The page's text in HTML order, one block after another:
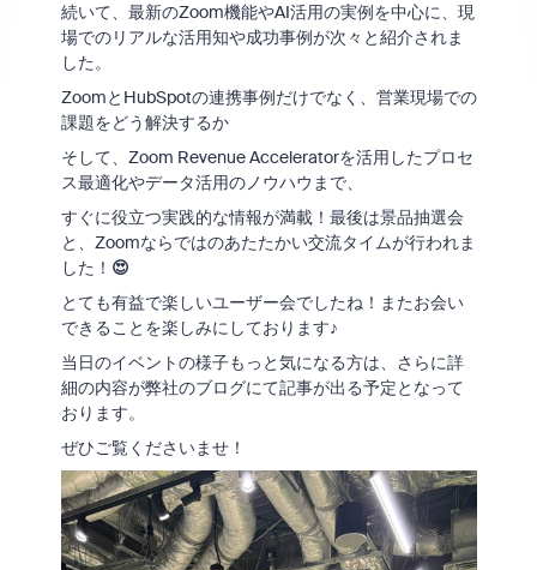
続いて、最新のZoom機能やAI活用の実例を中心に、現
場でのリアルな活用知や成功事例が次々と紹介されま
した。
ZoomとHubSpotの連携事例だけでなく、営業現場での
課題をどう解決するか
そして、Zoom Revenue Acceleratorを活用したプロセ
ス最適化やデータ活用のノウハウまで、
すぐに役立つ実践的な情報が満載！最後は景品抽選会
と、Zoomならではのあたたかい交流タイムが行われま
した！ 😍
とても有益で楽しいユーザー会でしたね！またお会い
できることを楽しみにしております♪
当日のイベントの様子もっと気になる方は、さらに詳
細の内容が弊社のブログにて記事が出る予定となって
おります。
ぜひご覧くださいませ！